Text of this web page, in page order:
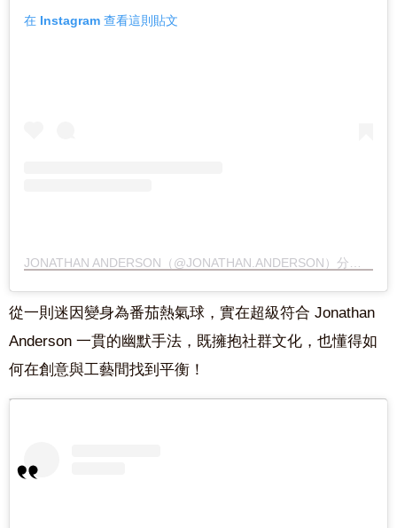
在 Instagram 查看這則貼文
從一則迷因變身為番茄熱氣球，實在超級符合 Jonathan
Anderson 一貫的幽默手法，既擁抱社群文化，也懂得如
何在創意與工藝間找到平衡！